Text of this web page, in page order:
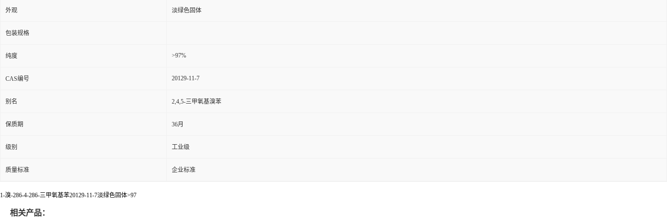
外观 淡绿色固体
包装规格
纯度 >97%
CAS编号 20129-11-7
别名 2,4,5-三甲氧基溴苯
保质期 36月
级别 工业级
质量标准 企业标准
1-溴-286-4-286-三甲氧基苯20129-11-7淡绿色固体>97
相关产品：